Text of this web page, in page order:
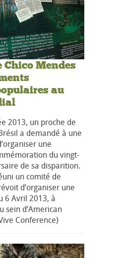
Chico Mendes
au
2013, un proche de
a demandé à une
une
du vingt-
de sa disparition.
un comité de
d’organiser une
6 Avril 2013, à
sein d’American
Conference)